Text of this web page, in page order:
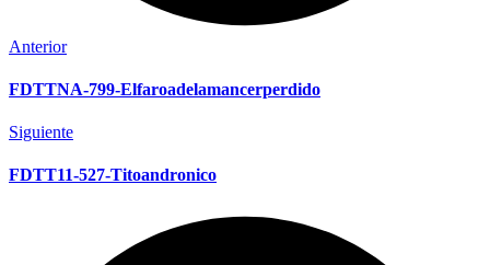
Anterior
FDTTNA-799-Elfaroadelamancerperdido
Siguiente
FDTT11-527-Titoandronico